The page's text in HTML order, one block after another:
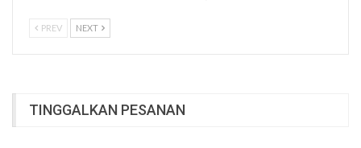
PREV NEXT
TINGGALKAN PESANAN